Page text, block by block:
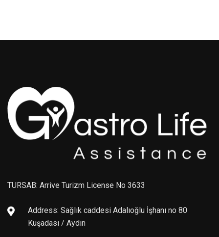
TURSAB: Arrive Turizm License No 3633
Address: Sağlık caddesi Adalıoğlu İşhanı no 80
Kuşadası / Aydın